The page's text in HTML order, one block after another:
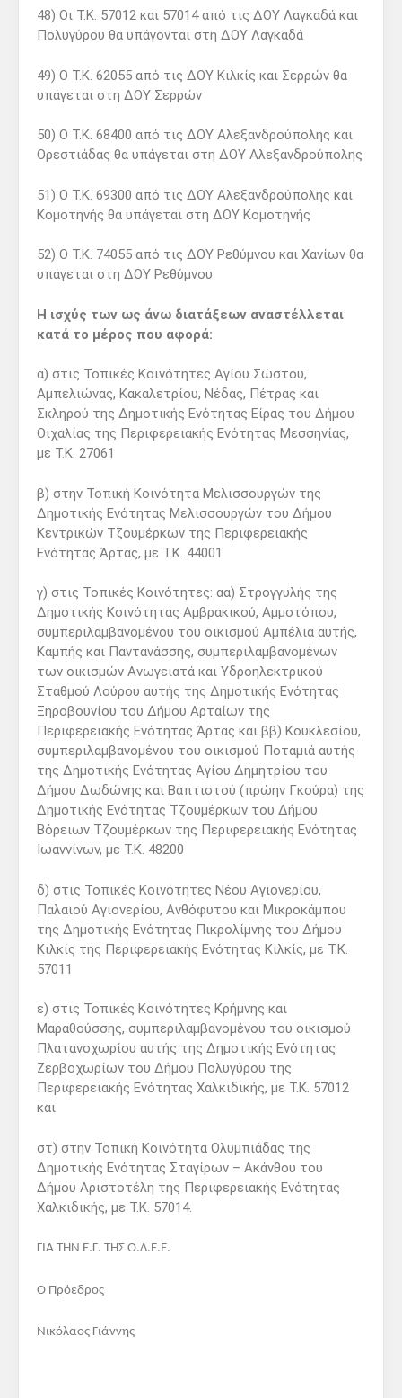
48) Οι Τ.Κ. 57012 και 57014 από τις ΔΟΥ Λαγκαδά και
Πολυγύρου θα υπάγονται στη ΔΟΥ Λαγκαδά
49) Ο Τ.Κ. 62055 από τις ΔΟΥ Κιλκίς και Σερρών θα
υπάγεται στη ΔΟΥ Σερρών
50) Ο Τ.Κ. 68400 από τις ΔΟΥ Αλεξανδρούπολης και
Ορεστιάδας θα υπάγεται στη ΔΟΥ Αλεξανδρούπολης
51) Ο Τ.Κ. 69300 από τις ΔΟΥ Αλεξανδρούπολης και
Κομοτηνής θα υπάγεται στη ΔΟΥ Κομοτηνής
52) Ο Τ.Κ. 74055 από τις ΔΟΥ Ρεθύμνου και Χανίων θα
υπάγεται στη ΔΟΥ Ρεθύμνου.
Η ισχύς των ως άνω διατάξεων αναστέλλεται
κατά το μέρος που αφορά:
α) στις Τοπικές Κοινότητες Αγίου Σώστου,
Αμπελιώνας, Κακαλετρίου, Νέδας, Πέτρας και
Σκληρού της Δημοτικής Ενότητας Είρας του Δήμου
Οιχαλίας της Περιφερειακής Ενότητας Μεσσηνίας,
με Τ.Κ. 27061
β) στην Τοπική Κοινότητα Μελισσουργών της
Δημοτικής Ενότητας Μελισσουργών του Δήμου
Κεντρικών Τζουμέρκων της Περιφερειακής
Ενότητας Άρτας, με Τ.Κ. 44001
γ) στις Τοπικές Κοινότητες: αα) Στρογγυλής της
Δημοτικής Κοινότητας Αμβρακικού, Αμμοτόπου,
συμπεριλαμβανομένου του οικισμού Αμπέλια αυτής,
Καμπής και Παντανάσσης, συμπεριλαμβανομένων
των οικισμών Ανωγειατά και Υδροηλεκτρικού
Σταθμού Λούρου αυτής της Δημοτικής Ενότητας
Ξηροβουνίου του Δήμου Αρταίων της
Περιφερειακής Ενότητας Άρτας και ββ) Κουκλεσίου,
συμπεριλαμβανομένου του οικισμού Ποταμιά αυτής
της Δημοτικής Ενότητας Αγίου Δημητρίου του
Δήμου Δωδώνης και Βαπτιστού (πρώην Γκούρα) της
Δημοτικής Ενότητας Τζουμέρκων του Δήμου
Βόρειων Τζουμέρκων της Περιφερειακής Ενότητας
Ιωαννίνων, με Τ.Κ. 48200
δ) στις Τοπικές Κοινότητες Νέου Αγιονερίου,
Παλαιού Αγιονερίου, Ανθόφυτου και Μικροκάμπου
της Δημοτικής Ενότητας Πικρολίμνης του Δήμου
Κιλκίς της Περιφερειακής Ενότητας Κιλκίς, με Τ.Κ.
57011
ε) στις Τοπικές Κοινότητες Κρήμνης και
Μαραθούσσης, συμπεριλαμβανομένου του οικισμού
Πλατανοχωρίου αυτής της Δημοτικής Ενότητας
Ζερβοχωρίων του Δήμου Πολυγύρου της
Περιφερειακής Ενότητας Χαλκιδικής, με Τ.Κ. 57012
και
στ) στην Τοπική Κοινότητα Ολυμπιάδας της
Δημοτικής Ενότητας Σταγίρων – Ακάνθου του
Δήμου Αριστοτέλη της Περιφερειακής Ενότητας
Χαλκιδικής, με Τ.Κ. 57014.
ΓΙΑ ΤΗΝ Ε.Γ. ΤΗΣ Ο.Δ.Ε.Ε.
Ο Πρόεδρος
Νικόλαος Γιάννης